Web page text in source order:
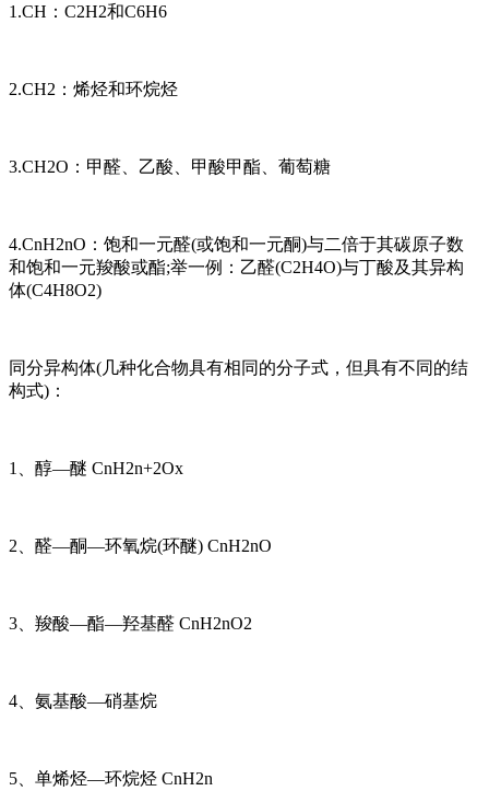
1.CH：C2H2和C6H6
2.CH2：烯烃和环烷烃
3.CH2O：甲醛、乙酸、甲酸甲酯、葡萄糖
4.CnH2nO：饱和一元醛(或饱和一元酮)与二倍于其碳原子数
和饱和一元羧酸或酯;举一例：乙醛(C2H4O)与丁酸及其异构
体(C4H8O2)
同分异构体(几种化合物具有相同的分子式，但具有不同的结
构式)：
1、醇—醚 CnH2n+2Ox
2、醛—酮—环氧烷(环醚) CnH2nO
3、羧酸—酯—羟基醛 CnH2nO2
4、氨基酸—硝基烷
5、单烯烃—环烷烃 CnH2n